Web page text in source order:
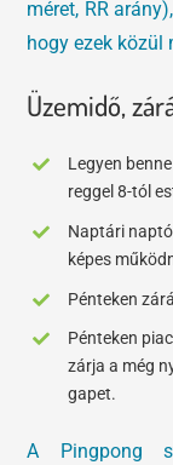
méret, RR
hogy ezek közül
Üzemidő,
Legyen
reggel 8-tól
Naptári
képes
Pénteken
Pénteken
zárja a még
gapet.
A Pingpong